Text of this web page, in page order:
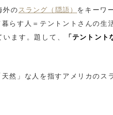
外の スラング（隠語） をキーワ
らす人＝テントントさんの生
ます。題して、
「テントント
然」な人を指すアメリカのス